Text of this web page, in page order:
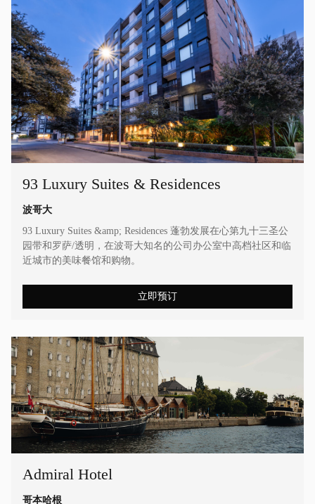
93 Luxury Suites & Residences
波哥大
93 Luxury Suites &amp; Residences 蓬勃发展在心第九十三圣公
园带和罗萨/透明，在波哥大知名的公司办公室中高档社区和临
近城市的美味餐馆和购物。
立即预订
Admiral Hotel
哥本哈根